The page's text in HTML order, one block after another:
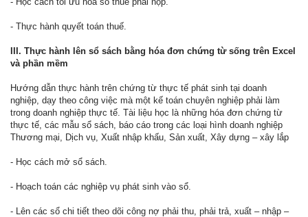
- Thực hành quyết toán thuế.
III. Thực hành lên sổ sách bằng hóa đơn chứng từ sống trên Excel
và phần mềm
Hướng dẫn thực hành trên chứng từ thực tế phát sinh tại doanh
nghiệp, dạy theo công việc mà một kế toán chuyên nghiệp phải làm
trong doanh nghiệp thực tế. Tài liệu học là những hóa đơn chứng từ
thực tế, các mẫu sổ sách, báo cáo trong các loại hình doanh nghiệp
Thương mại, Dịch vụ, Xuất nhập khấu, Sản xuất, Xây dựng – xây lắp
- Học cách mở sổ sách.
- Hoạch toán các nghiệp vụ phát sinh vào sổ.
- Lên các sổ chi tiết theo dõi công nợ phải thu, phải trả, xuất – nhập –